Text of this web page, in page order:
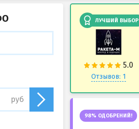
ЛУЧШИЙ ВЫБОР
Отзывов: 1
98% ОДОБРЕНИЙ!
руб